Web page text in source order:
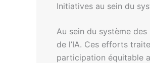
Initiatives au sein du
Au sein du système
de l’IA. Ces efforts
participation équitable